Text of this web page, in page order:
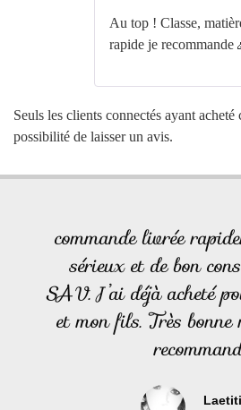
Au top ! Classe,
rapide je recommande
Seuls les clients connectés ayant
possibilité de laisser un avis.
commande livrée
sérieux et de bon
SAV. J’ai déjà acheté
et mon fils. Très bonne